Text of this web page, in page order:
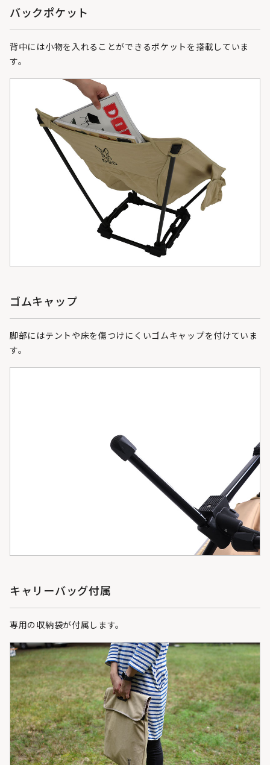
バックポケット
背中には小物を入れることができるポケットを搭載していま
す。
ゴムキャップ
脚部にはテントや床を傷つけにくいゴムキャップを付けていま
す。
キャリーバッグ付属
専用の収納袋が付属します。